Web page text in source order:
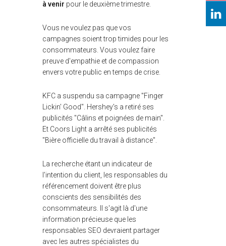
à venir pour le deuxième trimestre.
Vous ne voulez pas que vos
campagnes soient trop timides pour les
consommateurs. Vous voulez faire
preuve d'empathie et de compassion
envers votre public en temps de crise.
KFC a suspendu sa campagne "Finger
Lickin' Good". Hershey's a retiré ses
publicités "Câlins et poignées de main".
Et Coors Light a arrêté ses publicités
"Bière officielle du travail à distance".
La recherche étant un indicateur de
l'intention du client, les responsables du
référencement doivent être plus
conscients des sensibilités des
consommateurs. Il s'agit là d'une
information précieuse que les
responsables SEO devraient partager
avec les autres spécialistes du